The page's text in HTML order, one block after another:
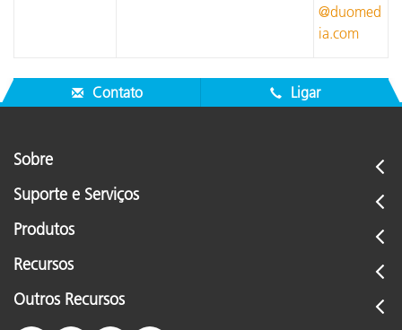
@duomed
ia.com
Contato Ligar
Sobre
Suporte e Serviços
Produtos
Recursos
Outros Recursos